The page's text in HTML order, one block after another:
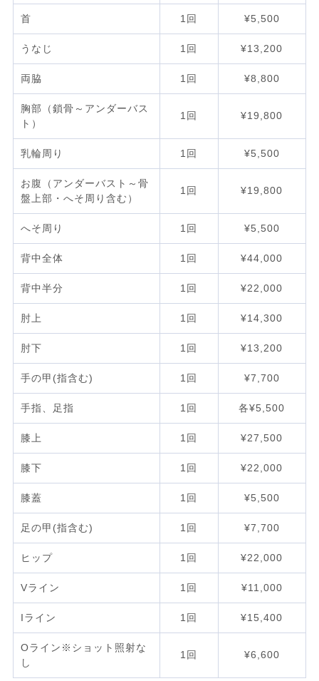
首 1回 ¥5,500
うなじ 1回 ¥13,200
両脇 1回 ¥8,800
胸部（鎖骨～アンダーバス
ト）
1回 ¥19,800
乳輪周り 1回 ¥5,500
お腹（アンダーバスト～骨
盤上部・へそ周り含む）
1回 ¥19,800
へそ周り 1回 ¥5,500
背中全体 1回 ¥44,000
背中半分 1回 ¥22,000
肘上 1回 ¥14,300
肘下 1回 ¥13,200
手の甲(指含む) 1回 ¥7,700
手指、足指 1回 各¥5,500
膝上 1回 ¥27,500
膝下 1回 ¥22,000
膝蓋 1回 ¥5,500
足の甲(指含む) 1回 ¥7,700
ヒップ 1回 ¥22,000
Vライン 1回 ¥11,000
Iライン 1回 ¥15,400
Oライン※ショット照射な
し
1回 ¥6,600